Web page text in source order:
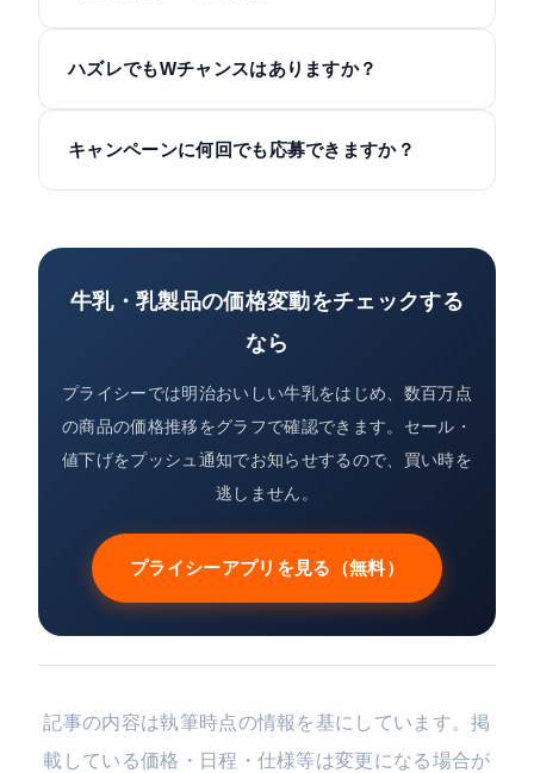
ハズレでもWチャンスはありますか？
キャンペーンに何回でも応募できますか？
牛乳・乳製品の価格変動をチェックする
なら
プライシーでは明治おいしい牛乳をはじめ、数百万点
の商品の価格推移をグラフで確認できます。セール・
値下げをプッシュ通知でお知らせするので、買い時を
逃しません。
プライシーアプリを見る（無料）
記事の内容は執筆時点の情報を基にしています。掲
載している価格・日程・仕様等は変更になる場合が